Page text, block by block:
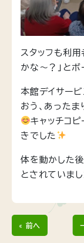
スタッフも利
かな〜？」と
本館デイサービ
おう、あったま
キャッチコ
きでした
体を動かした
とされていまし
« 前へ